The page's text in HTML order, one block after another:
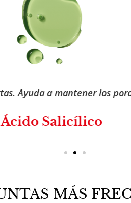
celular. Mejora la
Ácido Glicólico
MÁS